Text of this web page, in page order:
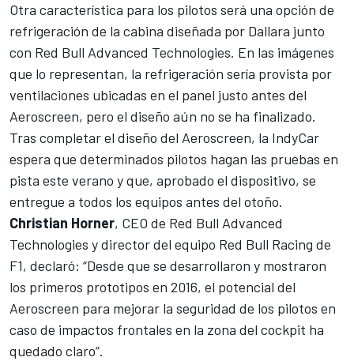
Otra característica para los pilotos será una opción de
refrigeración de la cabina diseñada por Dallara junto
con Red Bull Advanced Technologies. En las imágenes
que lo representan, la refrigeración sería provista por
ventilaciones ubicadas en el panel justo antes del
Aeroscreen, pero el diseño aún no se ha finalizado.
Tras completar el diseño del Aeroscreen, la IndyCar
espera que determinados pilotos hagan las pruebas en
pista este verano y que, aprobado el dispositivo, se
entregue a todos los equipos antes del otoño.
Christian Horner, CEO de Red Bull Advanced
Technologies y director del equipo Red Bull Racing de
F1, declaró: “Desde que se desarrollaron y mostraron
los primeros prototipos en 2016, el potencial del
Aeroscreen para mejorar la seguridad de los pilotos en
caso de impactos frontales en la zona del cockpit ha
quedado claro”.